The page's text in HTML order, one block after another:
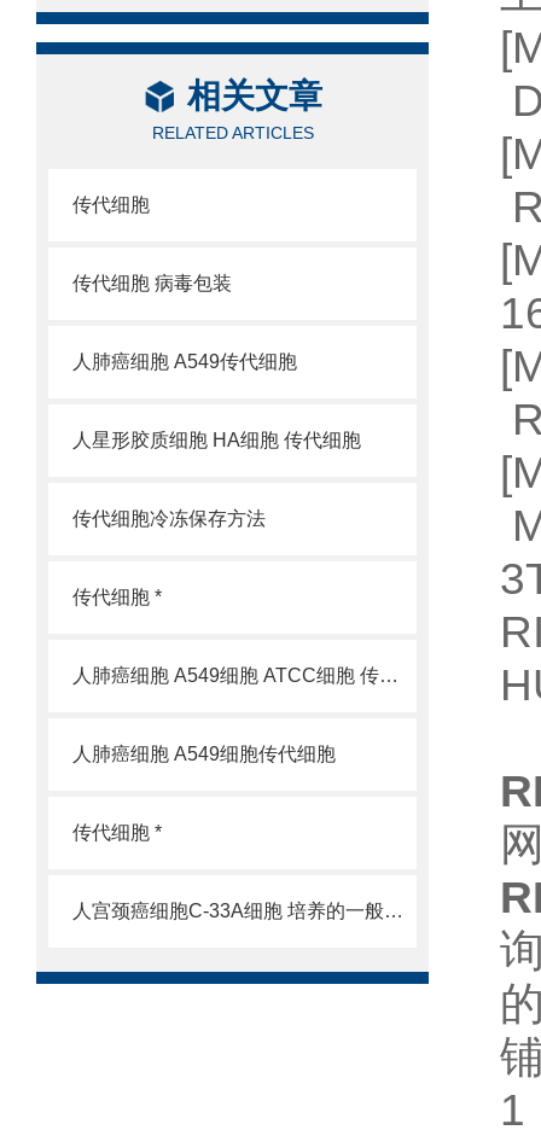
相关文章
RELATED ARTICLES
传代细胞
传代细胞 病毒包装
人肺癌细胞 A549传代细胞
人星形胶质细胞 HA细胞 传代细胞
传代细胞冷冻保存方法
传代细胞 *
人肺癌细胞 A549细胞 ATCC细胞 传代细胞
人肺癌细胞 A549细胞传代细胞
传代细胞 *
人宫颈癌细胞C-33A细胞 培养的一般过程
1